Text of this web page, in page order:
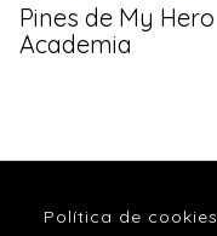
Pines de My Hero
Academia
Política de cookies